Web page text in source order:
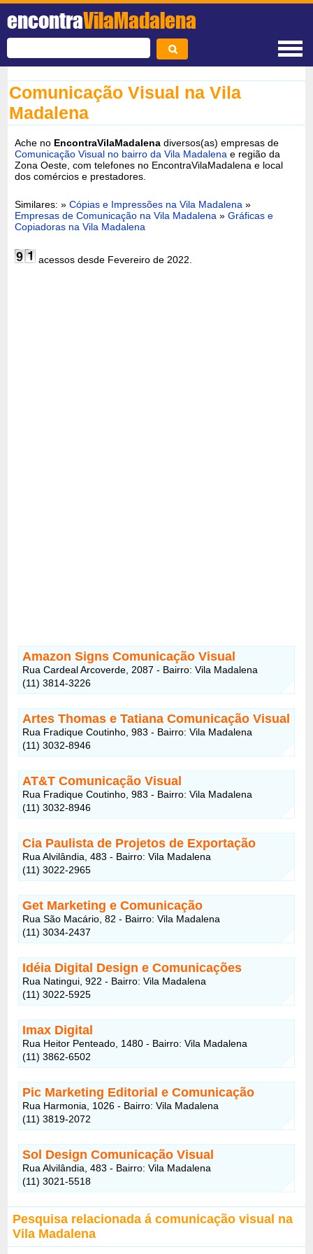
encontraVilaMadalena
Comunicação Visual na Vila
Madalena
Ache no EncontraVilaMadalena diversos(as) empresas de
Comunicação Visual no bairro da Vila Madalena e região da
Zona Oeste, com telefones no EncontraVilaMadalena e local
dos comércios e prestadores.
Similares: »Cópias e Impressões na Vila Madalena »
Empresas de Comunicação na Vila Madalena »Gráficas e
Copiadoras na Vila Madalena
acessos desde Fevereiro de 2022.
Amazon Signs Comunicação Visual
Rua Cardeal Arcoverde, 2087 - Bairro: Vila Madalena
(11) 3814-3226
Artes Thomas e Tatiana Comunicação Visual
Rua Fradique Coutinho, 983 - Bairro: Vila Madalena
(11) 3032-8946
AT&T Comunicação Visual
Rua Fradique Coutinho, 983 - Bairro: Vila Madalena
(11) 3032-8946
Cia Paulista de Projetos de Exportação
Rua Alvilândia, 483 - Bairro: Vila Madalena
(11) 3022-2965
Get Marketing e Comunicação
Rua São Macário, 82 - Bairro: Vila Madalena
(11) 3034-2437
Idéia Digital Design e Comunicações
Rua Natingui, 922 - Bairro: Vila Madalena
(11) 3022-5925
Imax Digital
Rua Heitor Penteado, 1480 - Bairro: Vila Madalena
(11) 3862-6502
Pic Marketing Editorial e Comunicação
Rua Harmonia, 1026 - Bairro: Vila Madalena
(11) 3819-2072
Sol Design Comunicação Visual
Rua Alvilândia, 483 - Bairro: Vila Madalena
(11) 3021-5518
Pesquisa relacionada á comunicação visual na
Vila Madalena